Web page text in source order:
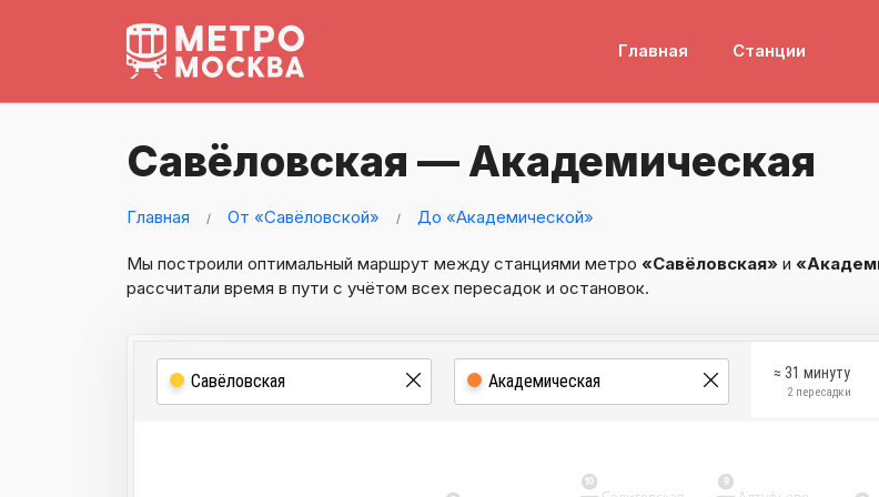
Главная Станции
Савёловская — Академическая
Главная От «Савёловской» До «Академической»
Мы построили оптимальный маршрут между станциями метро «Савёловская» и
рассчитали время в пути с учётом всех пересадок и остановок.
≈ 31 минуту
2 пересадки
9
10